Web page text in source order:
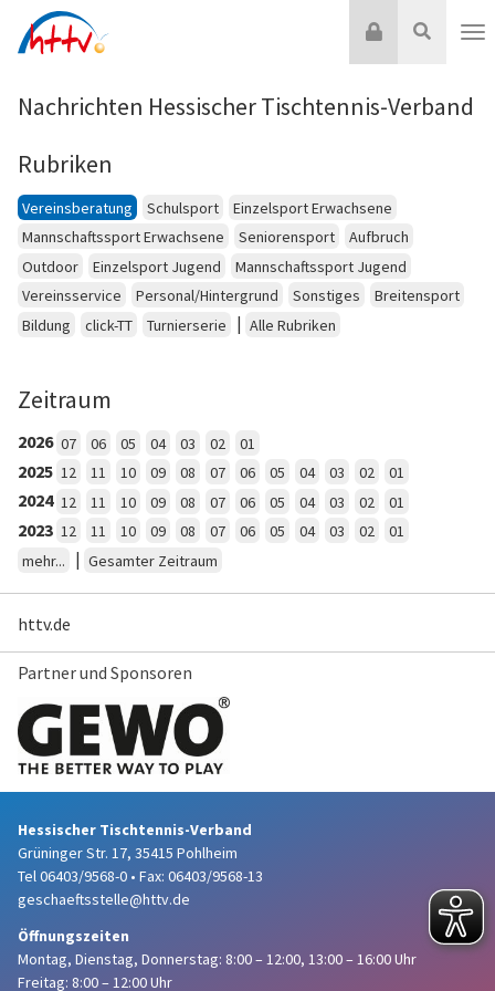
Inhalt
Suche
Login
Nachrichten Hessischer Tischtennis-Verband
Rubriken
Vereinsberatung Schulsport
Einzelsport Erwachsene
Mannschaftssport Erwachsene
Seniorensport
Aufbruch
Outdoor
Einzelsport Jugend
Mannschaftssport Jugend
Vereinsservice
Personal/Hintergrund Sonstiges
Breitensport
Bildung
click-TT Turnierserie | Alle Rubriken
Zeitraum
2026 07 06 05 04 03 02 01
2025 12 11 10 09 08 07 06 05 04 03 02 01
2024 12 11 10 09 08 07 06 05 04 03 02 01
2023 12 11 10 09 08 07 06 05 04 03 02
01
mehr...
| Gesamter Zeitraum
httv.de
Partner und Sponsoren
Hessischer Tischtennis-Verband
Grüninger Str. 17, 35415 Pohlheim
Tel 06403/9568-0 • Fax: 06403/9568-13
geschaeftsstelle@httv.de
Öffnungszeiten
Montag, Dienstag, Donnerstag: 8:00 – 12:00, 13:00 – 16:00 Uhr
Freitag: 8:00 – 12:00 Uhr